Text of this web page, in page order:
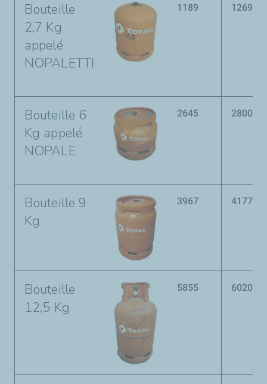
Bouteille
2,7 Kg
appelé
NOPALETTI
1189 1269
Bouteille 6
Kg appelé
NOPALE
2645 2800
Bouteille 9
Kg
3967 4177
Bouteille
12,5 Kg
5855 6020